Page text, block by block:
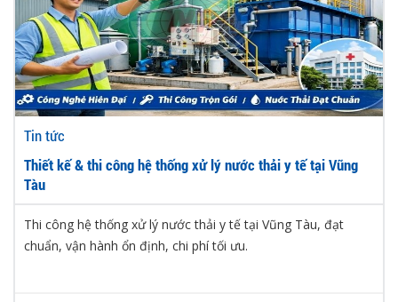
Tin tức
Thiết kế & thi công hệ thống xử lý nước thải y tế tại Vũng
Tàu
Thi công hệ thống xử lý nước thải y tế tại Vũng Tàu, đạt
chuẩn, vận hành ổn định, chi phí tối ưu.